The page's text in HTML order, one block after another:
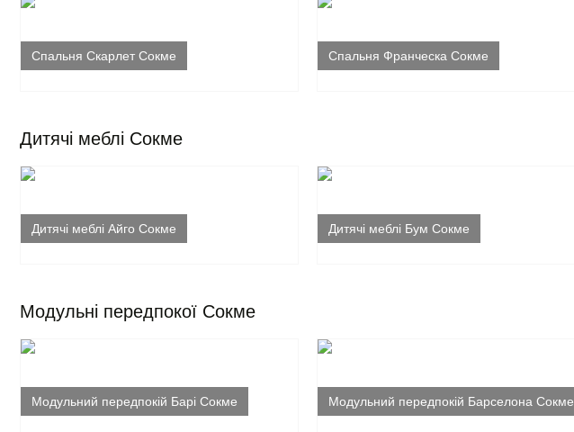
Спальня Скарлет Сокме Спальня Франческа Сокме
Дитячі меблі Сокме
Дитячі меблі Айго Сокме Дитячі меблі Бум Сокме
Модульні передпокої Сокме
Модульний передпокій Барі Сокме Модульний передпокій Барселона Сокме